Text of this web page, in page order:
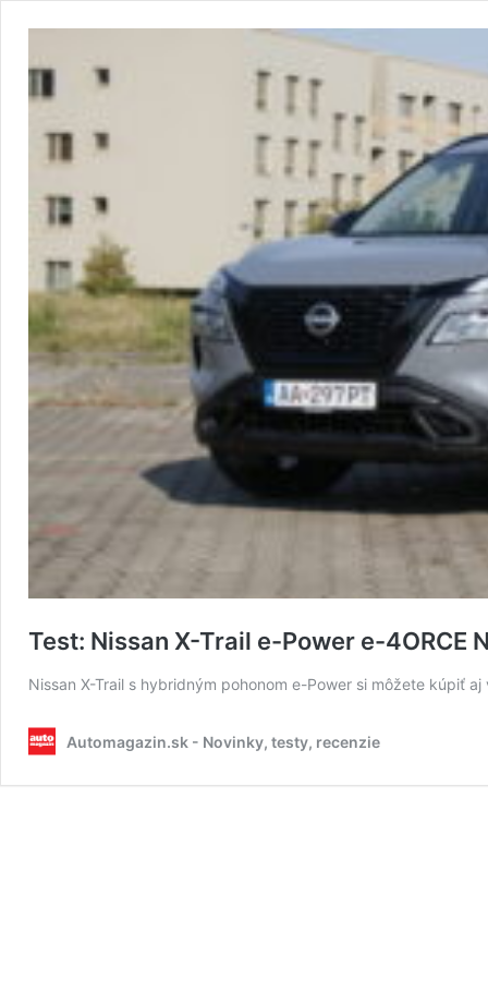
Test: Nissan X-Trail e-Power e-4ORCE
Nissan X-Trail s hybridným pohonom e-Power si môžete kúpiť
Automagazin.sk - Novinky, testy, recenzie